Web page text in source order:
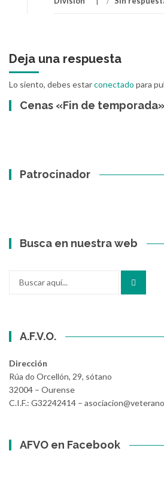
Deja una respuesta
Lo siento, debes estarconectado para
Cenas «Fin de temporada»
Patrocinador
Busca en nuestra web
A.F.V.O.
Dirección
Rúa do Orcellón, 29, sótano
32004 – Ourense
C.I.F.: G32242414 –
AFVO en Facebook